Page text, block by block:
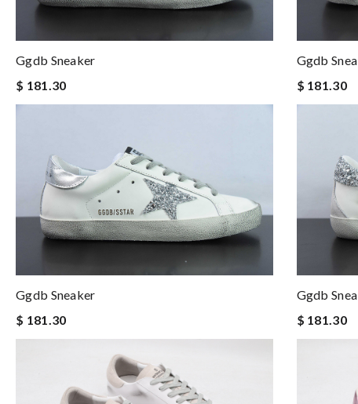
Ggdb Sneaker
$ 181.30
Ggdb
$ 181.30
Ggdb Sneaker
$ 181.30
Ggdb
$ 181.30